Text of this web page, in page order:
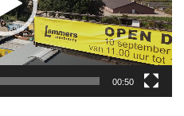
00:50